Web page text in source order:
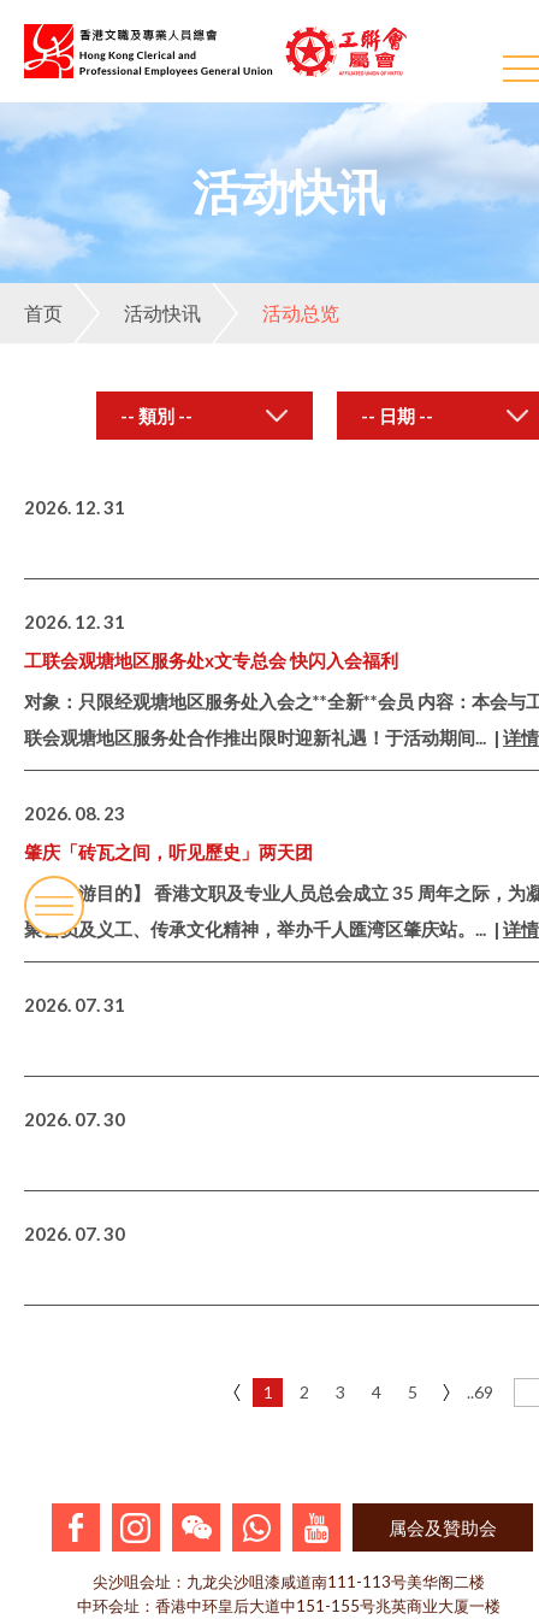
活动快讯
首页 活动快讯 活动总览
-- 類別 --
2026. 12. 31
2026. 12. 31
工联会观塘地区服务处x文专总会 快闪入会福利
对象：只限经观塘地区服务处入会之**全新**会员 内容：本会与
联会观塘地区服务处合作推出限时迎新礼遇！于活动期间... | 详情
2026. 08. 23
肇庆「砖瓦之间，听见歷史」两天团
【两天游目的】 香港文职及专业人员总会成立 35 周年之际，为
聚会员及义工、传承文化精神，举办千人匯湾区肇庆站。 ... | 详情
2026. 07. 31
2026. 07. 30
2026. 07. 30
1 2 3 4 5 ..69
属会及贊助会
尖沙咀会址：九龙尖沙咀漆咸道南111-113号美华阁二楼
中环会址：香港中环皇后大道中151-155号兆英商业大厦一楼